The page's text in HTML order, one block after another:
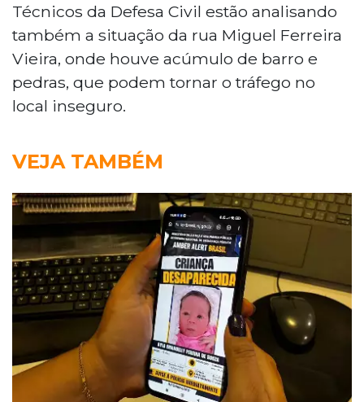
Técnicos da Defesa Civil estão analisando
também a situação da rua Miguel Ferreira
Vieira, onde houve acúmulo de barro e
pedras, que podem tornar o tráfego no
local inseguro.
VEJA TAMBÉM